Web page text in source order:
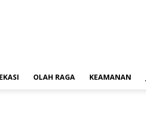
OLAH RAGA KEAMANAN